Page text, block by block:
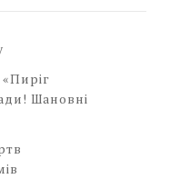
Шановні